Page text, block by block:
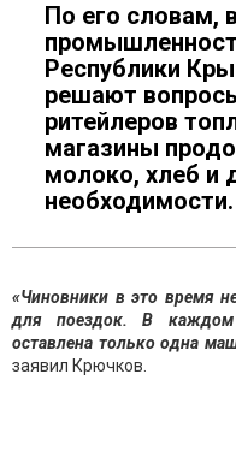
По его словам,
Республики
решают
ритейлеров
магазины
молоко, хлеб и
необходимости.
«Чиновники в это время
для поездок. В каждом
оставлена только одна
заявил Крючков.